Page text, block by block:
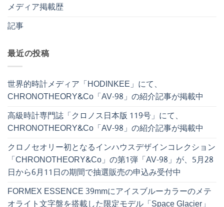
メディア掲載歴
記事
最近の投稿
世界的時計メディア「HODINKEE」にて、
CHRONOTHEORY&Co「AV-98」の紹介記事が掲載中
高級時計専門誌「クロノス日本版 119号」にて、
CHRONOTHEORY&Co「AV-98」の紹介記事が掲載中
クロノセオリー初となるインハウスデザインコレクション
「CHRONOTHEORY&Co」の第1弾「AV-98」が、5月28
日から6月11日の期間で抽選販売の申込み受付中
FORMEX ESSENCE 39mmにアイスブルーカラーのメテ
オライト文字盤を搭載した限定モデル「Space Glacier」